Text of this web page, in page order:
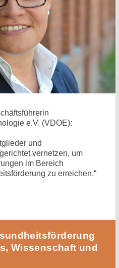
e.V. (VDOE):
und
vernetzen, um
im Bereich
zu erreichen.“
Wissenschaft und